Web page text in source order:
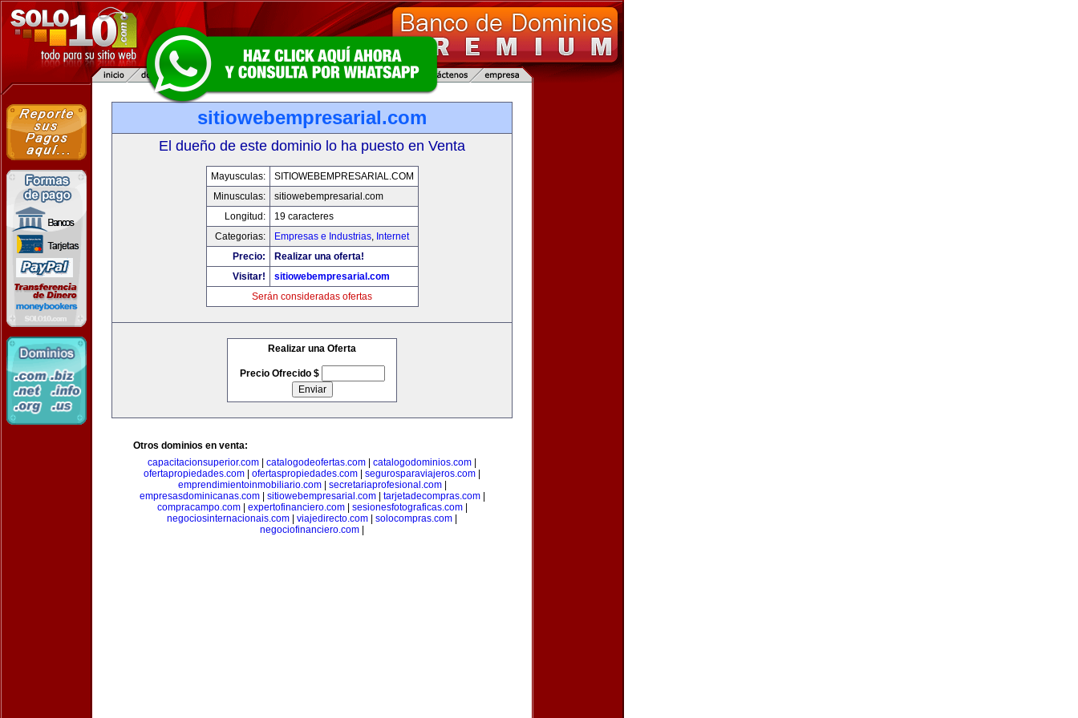
sitiowebempresarial.com
El dueño de este dominio lo ha puesto en Venta
Mayusculas:
SITIOWEBEMPRESARIAL.COM
Minusculas:
sitiowebempresarial.com
Longitud:
19 caracteres
Categorias:
Empresas e Industrias, Internet
Precio:
Realizar una oferta!
Visitar!
sitiowebempresarial.com
Serán consideradas ofertas
Realizar una Oferta
Precio Ofrecido $
Otros dominios en venta:
capacitacionsuperior.com
catalogodeofertas.com catalogodominios.com
ofertapropiedades.com
ofertaspropiedades.com segurosparaviajeros.com
emprendimientoinmobiliario.com| secretariaprofesional.com|
empresasdominicanas.com| sitiowebempresarial.com| tarjetadecompras.com|
compracampo.com| expertofinanciero.com| sesionesfotograficas.com|
negociosinternacionais.com
viajedirecto.com solocompras.com
negociofinanciero.com